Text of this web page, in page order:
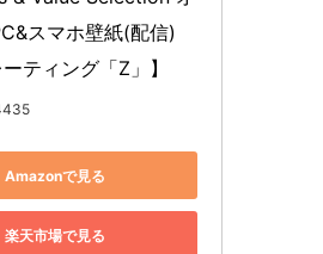
スマホ壁紙(配信)
ーティング「Z」】
Amazonで見る
楽天市場で見る